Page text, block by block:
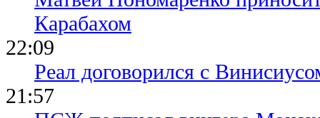
Карабахом
22:09
Реал договорился с
21:57